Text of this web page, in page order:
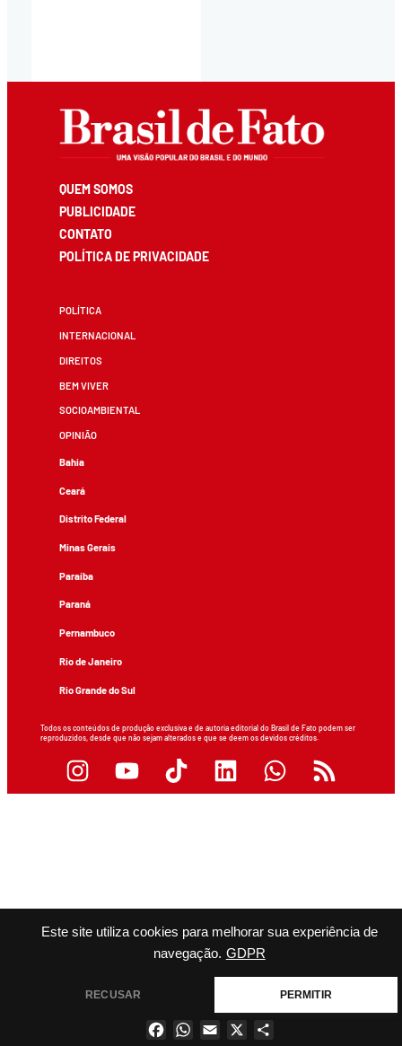
Este site utiliza cookies para melhorar sua experiência de
navegação. GDPR
RECUSAR PERMITIR
QUEM SOMOS
PUBLICIDADE
CONTATO
POLÍTICA DE PRIVACIDADE
POLÍTICA
INTERNACIONAL
DIREITOS
BEM VIVER
SOCIOAMBIENTAL
OPINIÃO
Bahia
Ceará
Distrito Federal
Minas Gerais
Paraíba
Paraná
Pernambuco
Rio de Janeiro
Rio Grande do Sul
Todos os conteúdos de produção exclusiva e de autoria editorial do Brasil de Fato podem ser
reproduzidos, desde que não sejam alterados e que se deem os devidos créditos.
FacebookWhatsApp
Email
×